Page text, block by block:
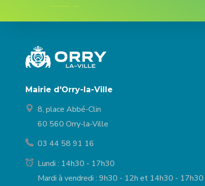
Mairie d'Orry-la-Ville
8, place Abbé-Clin
60 560 Orry-la-Ville
03 44 58 91 16
Lundi : 14h30 - 17h30
Mardi à vendredi : 9h30 - 12h et 14h30 - 17h30